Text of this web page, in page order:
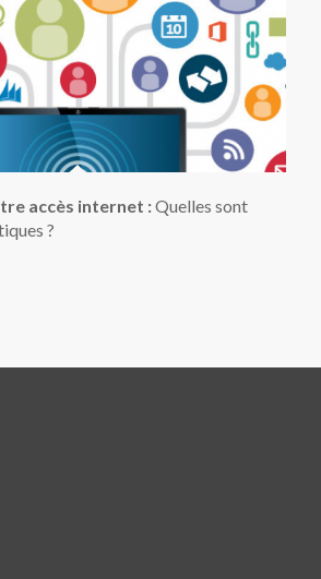
accès internet :Quelles sont
?